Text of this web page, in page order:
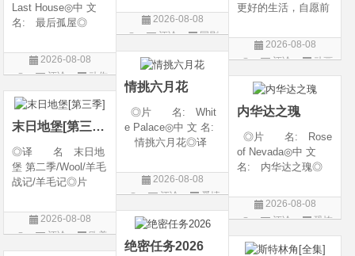
产 地 中国大陆
◎类 别 剧情 /
言 汉语普通话◎上
映日期 2026-07
2026-08-08
评论
国剧
更好的生活，自愿前
核，最终被墨大夫收
入门下。 墨大夫一
养、传授医术，让韩
立对他非常感激，但
随着一同入
2026-08-08
评论
动画
片
Last House◎中 文
名: 最后孤屋◎
Eleven Eight One S
even◎年 代: 2
国 / 法国 / 美国◎
类 别: 动作 /
2026-08-08
评论
动作
片
情挑六月花
◎片 名: Whit
e Palace◎中 文 名:
情挑六月花◎译
道之恋 / 白色宫殿◎
年 代: 1990◎
类 别: 剧情 / 爱
情◎语
2026-08-08
评论
爱情
片
内华达之瑰
◎片 名: Rose
of Nevada◎中 文
名: 内华达之瑰◎
玫瑰 / 英伦转生号
(港) / 谜航(台)◎年
地: 英国◎类
2026-08-08
评论
恐怖
片
末日地堡[第三季]
◎译 名 末日地
堡 第二季/Wool/羊毛
战记/羊毛记◎片
◎年 代 2024◎
产 地 美国◎
2026-08-08
评论
欧美
剧
绝密任务2026